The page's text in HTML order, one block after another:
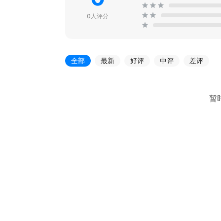
0人评分
全部 最新 好评 中评 差评